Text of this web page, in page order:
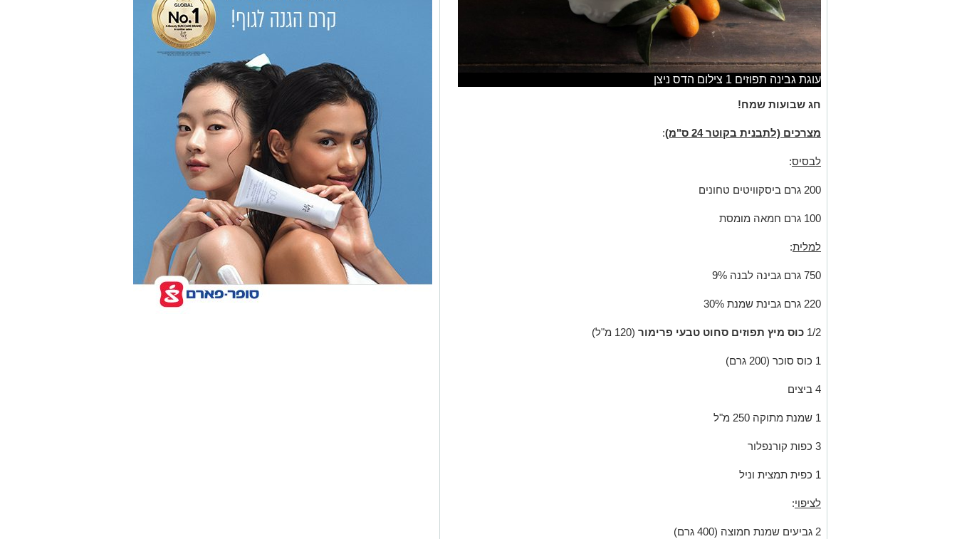
עוגת גבינה תפוזים 1 צילום הדס ניצן
חג שבועות שמח!
מצרכים (לתבנית בקוטר 24 ס"מ) :
לבסיס:
200 גרם ביסקוויטים טחונים
100 גרם חמאה מומסת
למלית:
750 גרם גבינה לבנה 9%
220 גרם גבינת שמנת 30%
1/2 כוס מיץ תפוזים סחוט טבעי פרימור (120 מ"ל)
1 כוס סוכר (200 גרם)
4 ביצים
1 שמנת מתוקה 250 מ"ל
3 כפות קורנפלור
1 כפית תמצית וניל
לציפוי:
2 גביעים שמנת חמוצה (400 גרם)